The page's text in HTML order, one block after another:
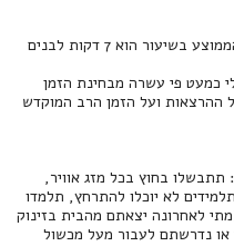
פרופסור נמט בדק ומצא שזמן הפעילות הממוצע בשיעור הוא 7 דקות לבנים
כמעט פי עשרה מבחינת הזמן
ההרצאות ועל הזמן הרב המוקדש
בחוץ בכל מזג אוויר,
לא יוכלו להתרחץ, תלמדו
לאחרונה יצאתם מהבית בזינוק
או נדרשתם לעבור מעל מכשול